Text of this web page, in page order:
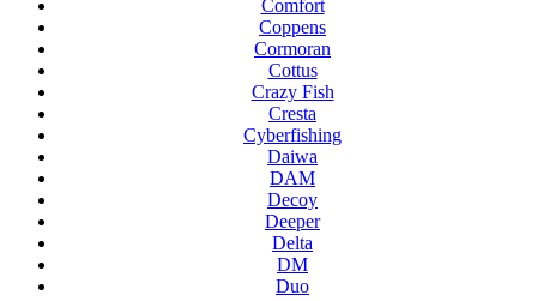
Comfort
Coppens
Cormoran
Cottus
Crazy Fish
Cresta
Cyberfishing
Daiwa
DAM
Decoy
Deeper
Delta
DM
Duo